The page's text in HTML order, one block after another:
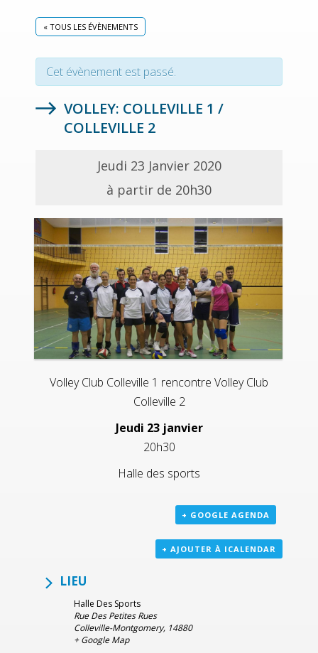
« TOUS LES ÉVÈNEMENTS
Cet évènement est passé.
VOLLEY: COLLEVILLE 1 /
COLLEVILLE 2
Jeudi 23 Janvier 2020
à partir de 20h30
Volley Club Colleville 1 rencontre Volley Club
Colleville 2
Jeudi 23 janvier
20h30
Halle des sports
+ GOOGLE AGENDA
+ AJOUTER À ICALENDAR
LIEU
Halle Des Sports
Rue Des Petites Rues
Colleville-Montgomery, 14880
+ Google Map